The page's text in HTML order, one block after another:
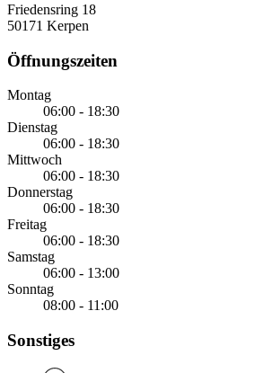
Friedensring 18
50171 Kerpen
Öffnungszeiten
Montag
06:00 - 18:30
Dienstag
06:00 - 18:30
Mittwoch
06:00 - 18:30
Donnerstag
06:00 - 18:30
Freitag
06:00 - 18:30
Samstag
06:00 - 13:00
Sonntag
08:00 - 11:00
Sonstiges